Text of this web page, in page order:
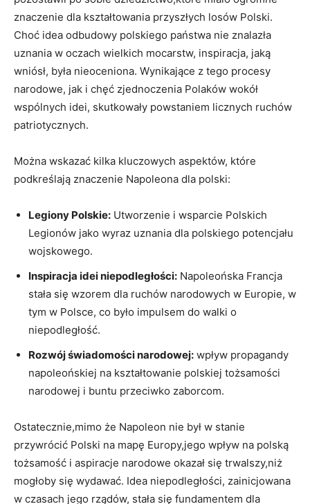
znaczenie dla kształtowania przyszłych losów Polski.
Choć idea odbudowy polskiego państwa nie znalazła
uznania w oczach wielkich mocarstw, inspiracja, jaką
wniósł, była nieoceniona. Wynikające z tego procesy
narodowe, jak i chęć zjednoczenia Polaków wokół
wspólnych idei, skutkowały powstaniem licznych ruchów
patriotycznych.
Można wskazać kilka kluczowych aspektów, które
podkreślają znaczenie Napoleona dla polski:
Legiony Polskie: Utworzenie i wsparcie Polskich
Legionów jako wyraz uznania dla polskiego potencjału
wojskowego.
Inspiracja idei niepodległości: Napoleońska Francja
stała się wzorem dla ruchów narodowych w Europie, w
tym w Polsce, co było impulsem do walki o
niepodległość.
Rozwój świadomości narodowej: wpływ propagandy
napoleońskiej na kształtowanie polskiej tożsamości
narodowej i buntu przeciwko zaborcom.
Ostatecznie,mimo że Napoleon nie był w stanie
przywrócić Polski na mapę Europy,jego wpływ na polską
tożsamość i aspiracje narodowe okazał się trwalszy,niż
mogłoby się wydawać. Idea niepodległości, zainicjowana
w czasach jego rządów, stała się fundamentem dla